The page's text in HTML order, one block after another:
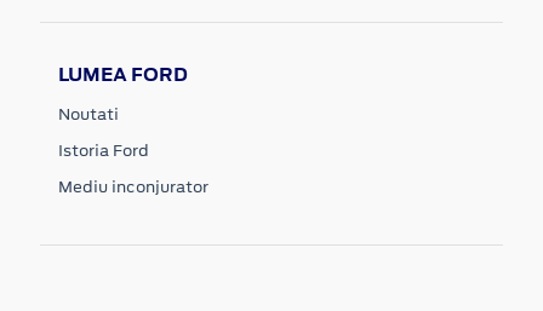
LUMEA FORD
Noutati
Istoria Ford
Mediu inconjurator